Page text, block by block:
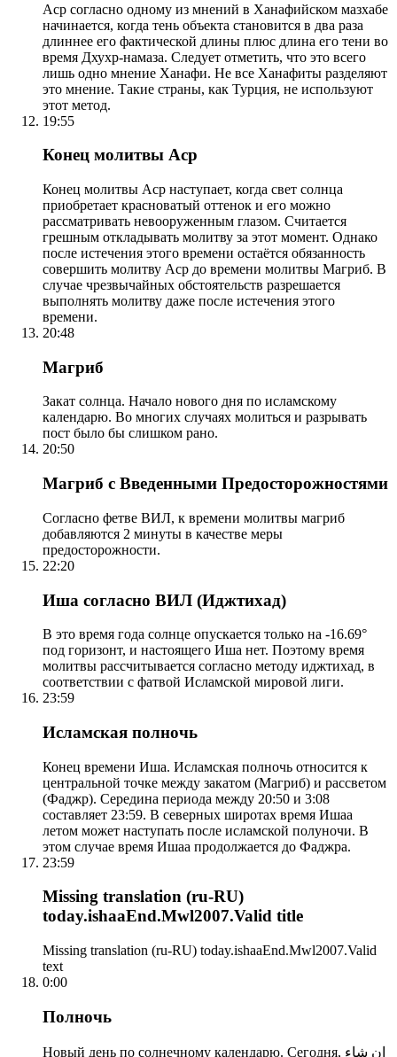
Аср согласно одному из мнений в Ханафийском мазхабе
начинается, когда тень объекта становится в два раза
длиннее его фактической длины плюс длина его тени во
время Дхухр-намаза. Следует отметить, что это всего
лишь одно мнение Ханафи. Не все Ханафиты разделяют
это мнение. Такие страны, как Турция, не используют
этот метод.
19:55
Конец молитвы Аср
Конец молитвы Аср наступает, когда свет солнца
приобретает красноватый оттенок и его можно
рассматривать невооруженным глазом. Считается
грешным откладывать молитву за этот момент. Однако
после истечения этого времени остаётся обязанность
совершить молитву Аср до времени молитвы Магриб. В
случае чрезвычайных обстоятельств разрешается
выполнять молитву даже после истечения этого
времени.
20:48
Магриб
Закат солнца. Начало нового дня по исламскому
календарю. Во многих случаях молиться и разрывать
пост было бы слишком рано.
20:50
Магриб с Введенными Предосторожностями
Согласно фетве ВИЛ, к времени молитвы магриб
добавляются 2 минуты в качестве меры
предосторожности.
22:20
Иша согласно ВИЛ (Иджтихад)
В это время года солнце опускается только на -16.69°
под горизонт, и настоящего Иша нет. Поэтому время
молитвы рассчитывается согласно методу иджтихад, в
соответствии с фатвой Исламской мировой лиги.
23:59
Исламская полночь
Конец времени Иша. Исламская полночь относится к
центральной точке между закатом (Магриб) и рассветом
(Фаджр). Середина периода между 20:50 и 3:08
составляет 23:59. В северных широтах время Ишаа
летом может наступать после исламской полуночи. В
этом случае время Ишаа продолжается до Фаджра.
23:59
Missing translation (ru-RU)
today.ishaaEnd.Mwl2007.Valid title
Missing translation (ru-RU) today.ishaaEnd.Mwl2007.Valid
text
0:00
Полночь
Новый день по солнечному календарю. Сегодня, إن شاء